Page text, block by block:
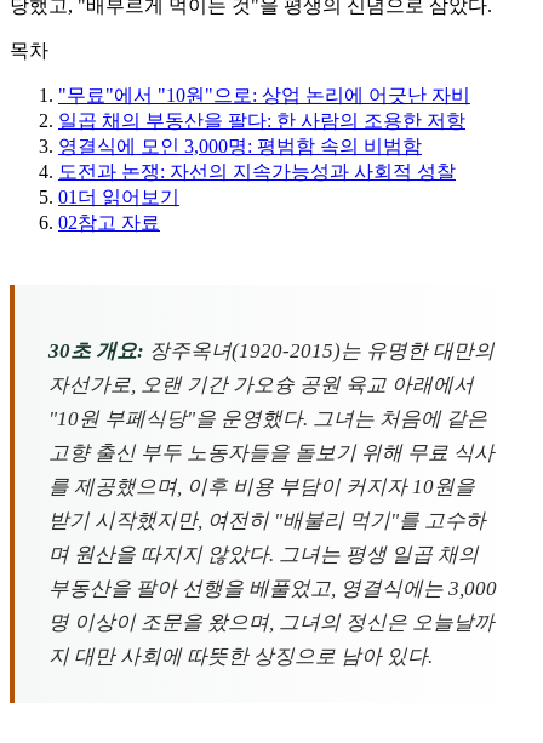
당했고, "배부르게 먹이는 것"을 평생의 신념으로 삼았다.
목차
"무료"에서 "10원"으로: 상업 논리에 어긋난 자비
일곱 채의 부동산을 팔다: 한 사람의 조용한 저항
영결식에 모인 3,000명: 평범함 속의 비범함
도전과 논쟁: 자선의 지속가능성과 사회적 성찰
01 더 읽어보기
02참고 자료
30초 개요: 장주옥녀(1920-2015)는 유명한 대만의
자선가로, 오랜 기간 가오슝 공원 육교 아래에서
"10원 부페식당"을 운영했다. 그녀는 처음에 같은
고향 출신 부두 노동자들을 돌보기 위해 무료 식사
를 제공했으며, 이후 비용 부담이 커지자 10원을
받기 시작했지만, 여전히 "배불리 먹기"를 고수하
며 원산을 따지지 않았다. 그녀는 평생 일곱 채의
부동산을 팔아 선행을 베풀었고, 영결식에는 3,000
명 이상이 조문을 왔으며, 그녀의 정신은 오늘날까
지 대만 사회에 따뜻한 상징으로 남아 있다.